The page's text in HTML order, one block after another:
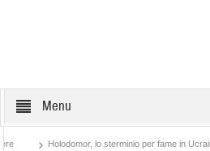
Menu
Holodomor, lo sterminio per fame in Ucraina